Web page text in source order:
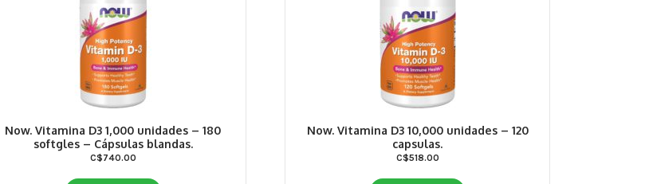
Now. Vitamina D3 1,000 unidades – 180
softgles – Cápsulas blandas.
C$740.00
Now. Vitamina D3 10,000 unidades – 120
capsulas.
C$518.00